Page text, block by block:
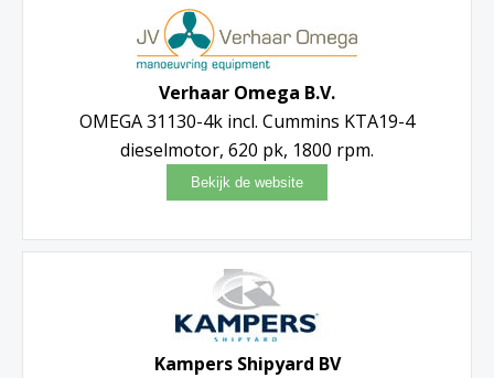
Verhaar Omega B.V.
OMEGA 31130-4k incl. Cummins KTA19-4
dieselmotor, 620 pk, 1800 rpm.
Kampers Shipyard BV